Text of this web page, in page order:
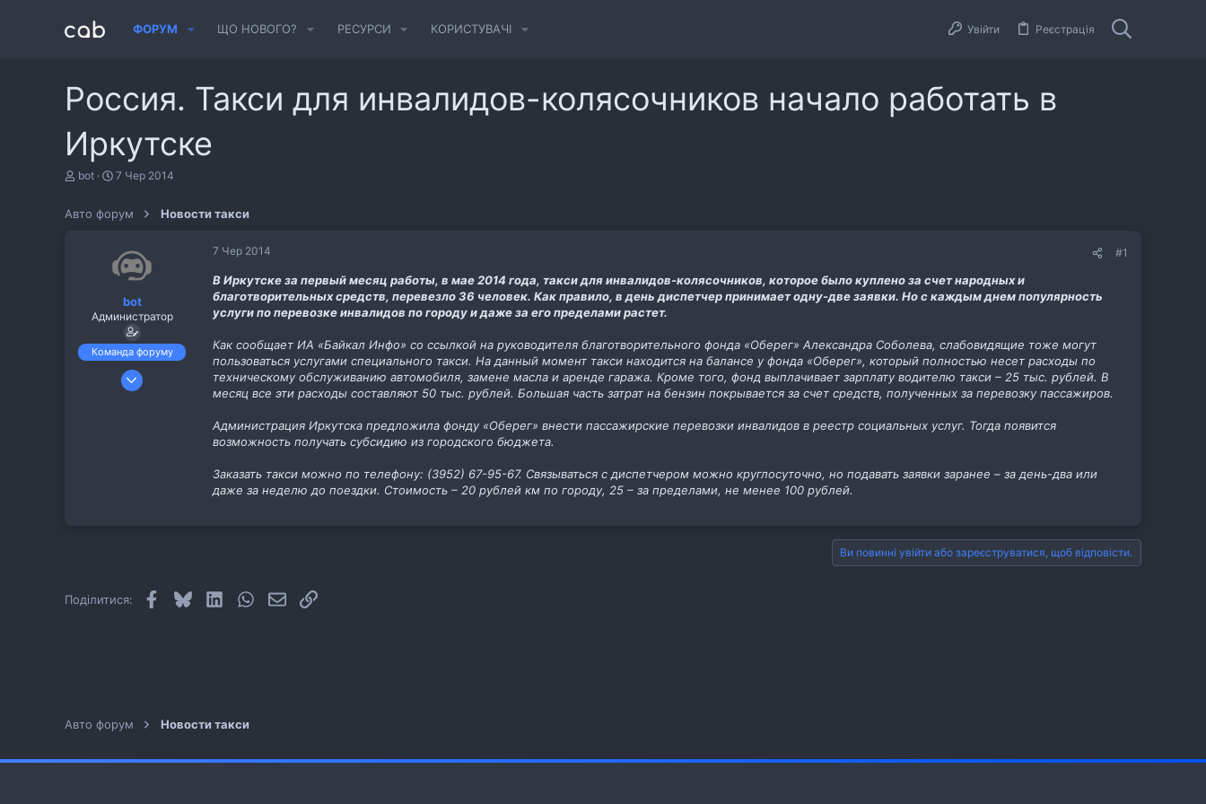
ФОРУМ ЩО НОВОГО? РЕСУРСИ КОРИСТУВАЧІ Увійти Реєстрація
Россия. Такси для инвалидов-колясочников начало работать в
Иркутске
А
о
bot
Д
а
в
о
н
я
7 Чер 2014
Авто форум Новости такси
bot
Администратор
Команда форуму
6 Лис 2013
7 Чер 2014 #1
В Иркутске за первый месяц работы, в мае 2014 года, такси для инвалидов-колясочников, которое было куплено за счет народных и
благотворительных средств, перевезло 36 человек. Как правило, в день диспетчер принимает одну-две заявки. Но с каждым днем популярность
услуги по перевозке инвалидов по городу и даже за его пределами растет.
Как сообщает ИА «Байкал Инфо» со ссылкой на руководителя благотворительного фонда «Оберег» Александра Соболева, слабовидящие тоже могут
пользоваться услугами специального такси. На данный момент такси находится на балансе у фонда «Оберег», который полностью несет расходы по
техническому обслуживанию автомобиля, замене масла и аренде гаража. Кроме того, фонд выплачивает зарплату водителю такси – 25 тыс. рублей. В
месяц все эти расходы составляют 50 тыс. рублей. Большая часть затрат на бензин покрывается за счет средств, полученных за перевозку пассажиров.
Администрация Иркутска предложила фонду «Оберег» внести пассажирские перевозки инвалидов в реестр социальных услуг. Тогда появится
возможность получать субсидию из городского бюджета.
Заказать такси можно по телефону: (3952) 67-95-67. Связываться с диспетчером можно круглосуточно, но подавать заявки заранее – за день-два или
даже за неделю до поездки. Стоимость – 20 рублей км по городу, 25 – за пределами, не менее 100 рублей.
Ви повинні увійти або зареєструватися, щоб відповісти.
Поділитися: Facebook
BlueskyLinkedInWhatsApp
E-mailПосилання
Авто форум Новости такси